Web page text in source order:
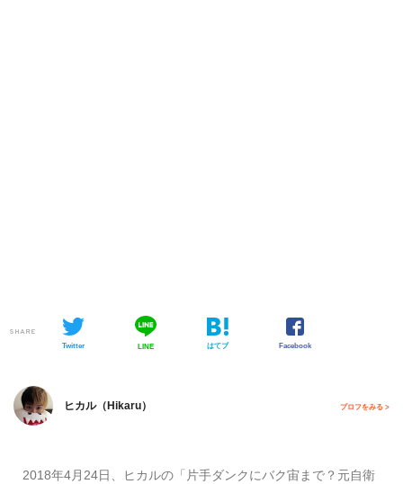
SHARE
Twitter LINE はてブ Facebook
ヒカル（Hikaru） プロフをみる >
2018年4月24日、ヒカルの「片手ダンクにバク宙まで？元自衛